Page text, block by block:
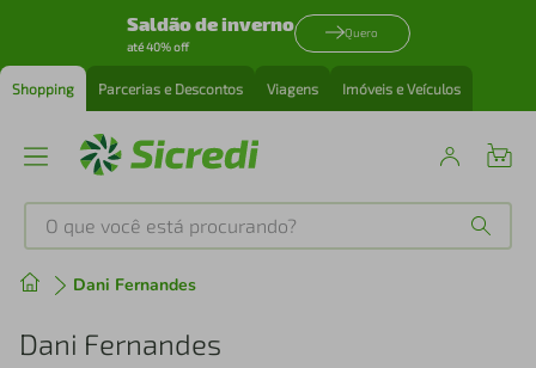
Saldão de inverno
até 40% off
Quero
Shopping Parcerias e Descontos Viagens Imóveis e Veículos
O que você está procurando?
Dani Fernandes
Dani Fernandes
Produtos mais buscados
º